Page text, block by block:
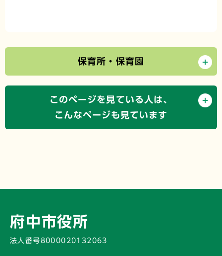
保育所・保育園
このページを見ている人は、
こんなページも見ています
府中市役所
法人番号8000020132063